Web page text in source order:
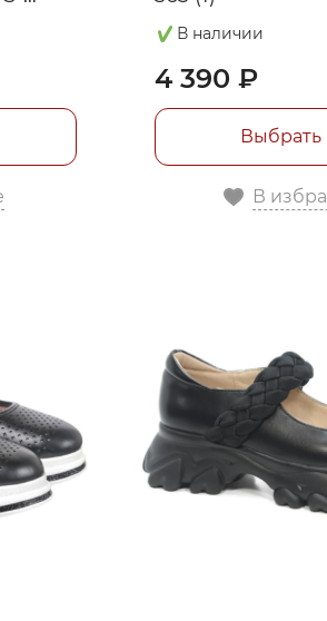
В наличии
4 390 ₽
Выбрать
В